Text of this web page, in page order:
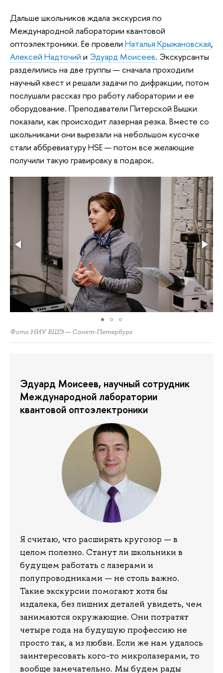
Дальше школьников ждала экскурсия по
Международной лаборатории квантовой
оптоэлектроники. Ее провели Наталья Крыжановская,
Алексей Надточий и Эдуард Моисеев. Экскурсанты
разделились на две группы — сначала проходили
научный квест и решали задачи по дифракции, потом
послушали рассказ про работу лаборатории и ее
оборудование. Преподаватели Питерской Вышки
показали, как происходит лазерная резка. Вместе со
школьниками они вырезали на небольшом кусочке
стали аббревиатуру HSE — потом все желающие
получили такую гравировку в подарок.
Фото НИУ ВШЭ — Санкт-Петербург
Эдуард Моисеев, научный сотрудник
Международной лаборатории
квантовой оптоэлектроники
Я считаю, что расширять кругозор — в
целом полезно. Станут ли школьники в
будущем работать с лазерами и
полупроводниками — не столь важно.
Такие экскурсии помогают хотя бы
издалека, без лишних деталей увидеть, чем
занимаются окружающие. Они потратят
четыре года на будущую профессию не
просто так, а из любви. Если же нам удалось
заинтересовать кого-то микролазерами, то
вообще замечательно. Мы будем рады